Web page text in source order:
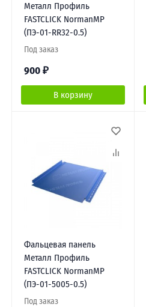
Металл Профиль
FASTCLICK NormanMP
(ПЭ-01-RR32-0.5)
Под заказ
900 ₽
В корзину
Фальцевая панель
Металл Профиль
FASTCLICK NormanMP
(ПЭ-01-5005-0.5)
Под заказ